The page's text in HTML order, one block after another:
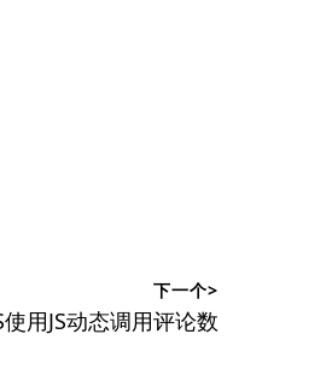
下一个>
用JS动态调用评论数